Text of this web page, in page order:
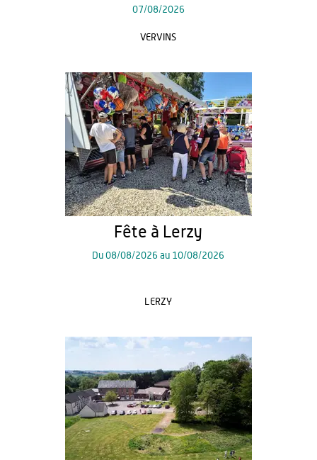
07/08/2026
VERVINS
Fête à Lerzy
Du08/08/2026 au 10/08/2026
LERZY